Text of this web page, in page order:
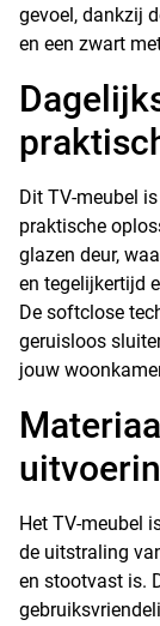
gevoel, dankzij
en een zwart
Dit TV-meubel
praktische
glazen deur,
en tegelijkertijd
De softclose
geruisloos
jouw
Het TV-meubel
de uitstraling
en stootvast is.